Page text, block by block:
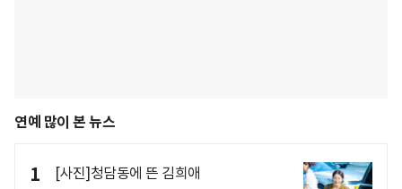
연예 많이 본 뉴스
1 [사진]청담동에 뜬 김희애